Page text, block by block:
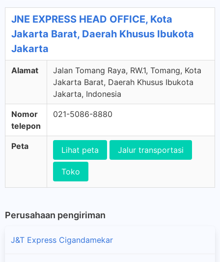
JNE EXPRESS HEAD OFFICE, Kota
Jakarta Barat, Daerah Khusus Ibukota
Jakarta
Alamat
Jalan Tomang Raya, RW.1, Tomang, Kota
Jakarta Barat, Daerah Khusus Ibukota
Jakarta, Indonesia
Nomor
telepon
021-5086-8880
Peta Lihat peta Jalur transportasi
Toko
Perusahaan pengiriman
J&T Express Cigandamekar